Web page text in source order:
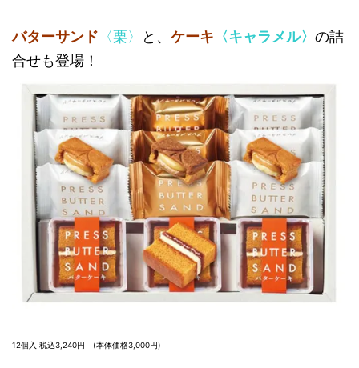
バターサンド 〈栗〉 と、 ケーキ 〈キャラメル〉 の詰
合せも登場！
12個入 税込3,240円 (本体価格3,000円)